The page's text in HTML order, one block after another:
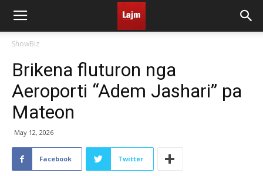
ShowBiz
Brikena fluturon nga
Aeroporti “Adem Jashari” pa
Mateon
May 12, 2026
Facebook Twitter